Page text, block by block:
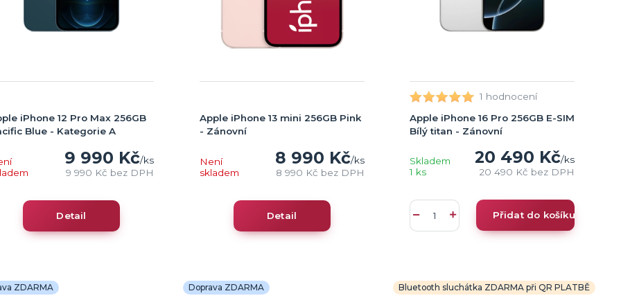
iPhone 12 Pro Max 256GB
Blue - Kategorie A
9 990 Kč/ks
9 990 Kč bez DPH
Detail
Apple iPhone 13 mini 256GB Pink
- Zánovní
8 990 Kč/ks
8 990 Kč bez DPH
Není
skladem
Detail
1 hodnocení
Apple iPhone 16 Pro 256GB E-SIM
Bílý titan - Zánovní
20 490 Kč/ks
20 490 Kč bez DPH
Skladem
1 ks
Přidat do košíku
ZDARMA Doprava ZDARMA Bluetooth sluchátka ZDARMA při QR PLATBĚ